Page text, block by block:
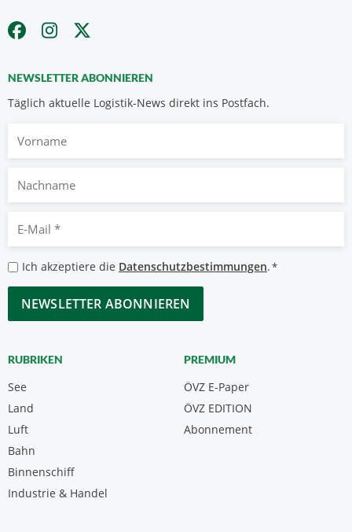
NEWSLETTER ABONNIEREN
Täglich aktuelle Logistik-News direkt ins Postfach.
Nachname
Mail
*
Datenschutzbestimmungen
*
Ich akzeptiere die Datenschutzbestimmungen.*
CAPTCHA
RUBRIKEN
See
Land
Luft
Bahn
Binnenschiff
Industrie & Handel
PREMIUM
ÖVZ E-Paper
Abonnement
ÖVZ EDITION